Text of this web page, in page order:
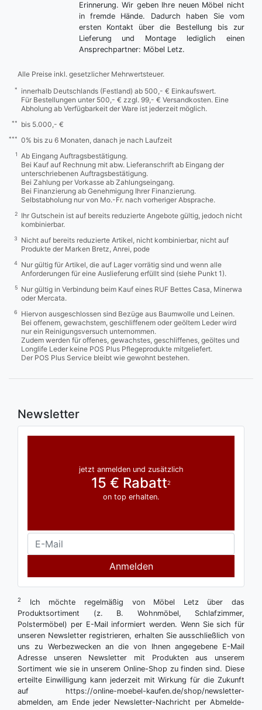
Erinnerung. Wir geben Ihre neuen Möbel nicht
in fremde Hände. Dadurch haben Sie vom
ersten Kontakt über die Bestellung bis zur
Lieferung und Montage lediglich einen
Ansprechpartner: Möbel Letz.
Alle Preise inkl. gesetzlicher Mehrwertsteuer.
*
innerhalb Deutschlands (Festland) ab 500,- € Einkaufswert.
Für Bestellungen unter 500,- € zzgl. 99,- € Versandkosten. Eine
Abholung ab Verfügbarkeit der Ware ist jederzeit möglich.
** bis 5.000,- €
*** 0% bis zu 6 Monaten, danach je nach Laufzeit
1
Ab Eingang Auftragsbestätigung.
Bei Kauf auf Rechnung mit abw. Lieferanschrift ab Eingang der
unterschriebenen Auftragsbestätigung.
Bei Zahlung per Vorkasse ab Zahlungseingang.
Bei Finanzierung ab Genehmigung Ihrer Finanzierung.
Selbstabholung nur von Mo.-Fr. nach vorheriger Absprache.
2
Ihr Gutschein ist auf bereits reduzierte Angebote gültig, jedoch nicht
kombinierbar.
3
Nicht auf bereits reduzierte Artikel, nicht kombinierbar, nicht auf
Produkte der Marken Bretz, Anrei, pode
4
Nur gültig für Artikel, die auf Lager vorrätig sind und wenn alle
Anforderungen für eine Auslieferung erfüllt sind (siehe Punkt 1).
5
Nur gültig in Verbindung beim Kauf eines RUF Bettes Casa, Minerwa
oder Mercata.
6
Hiervon ausgeschlossen sind Bezüge aus Baumwolle und Leinen.
Bei offenem, gewachstem, geschliffenem oder geöltem Leder wird
nur ein Reinigungsversuch unternommen.
Zudem werden für offenes, gewachstes, geschliffenes, geöltes und
Longlife Leder keine POS Plus Pflegeprodukte mitgeliefert.
Der POS Plus Service bleibt wie gewohnt bestehen.
Newsletter
jetzt anmelden und zusätzlich
15 € Rabatt2
on top erhalten.
Anmelden
2
Ich möchte regelmäßig von Möbel Letz über das
Produktsortiment (z. B. Wohnmöbel, Schlafzimmer,
Polstermöbel) per E-Mail informiert werden. Wenn Sie sich für
unseren Newsletter registrieren, erhalten Sie ausschließlich von
uns zu Werbezwecken an die von Ihnen angegebene E-Mail
Adresse unseren Newsletter mit Produkten aus unserem
Sortiment wie sie in unserem Online-Shop zu finden sind. Diese
erteilte Einwilligung kann jederzeit mit Wirkung für die Zukunft
auf https://online-moebel-kaufen.de/shop/newsletter-
abmelden, am Ende jeder Newsletter-Nachricht per Abmelde-